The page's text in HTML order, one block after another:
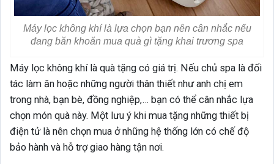
Máy lọc không khí là lựa chọn bạn nên cân nhắc nếu
đang băn khoăn mua quà gì tặng khai trương spa
Máy lọc không khí là quà tặng có giá trị. Nếu chủ spa là đối
tác làm ăn hoặc những người thân thiết như anh chị em
trong nhà, bạn bè, đồng nghiệp,… bạn có thể cân nhắc lựa
chọn món quà này. Một lưu ý khi mua tặng những thiết bị
điện tử là nên chọn mua ở những hệ thống lớn có chế độ
bảo hành và hỗ trợ giao hàng tận nơi.